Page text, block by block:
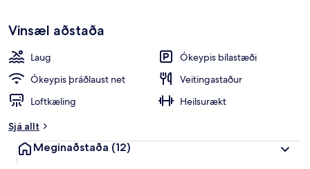
Vinsæl aðstaða
Laug
Ókeypis bílastæði
Ókeypis þráðlaust net
Veitingastaður
Loftkæling
Heilsurækt
Sjá allt
Meginaðstaða (12)